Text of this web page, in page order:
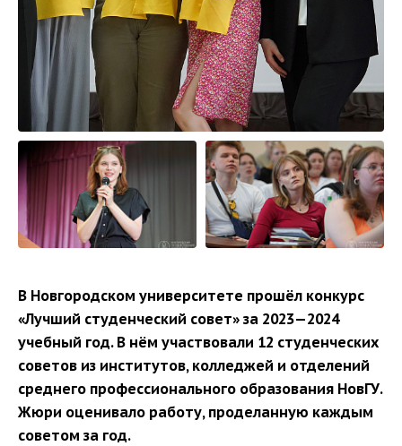
В Новгородском университете прошёл конкурс
«Лучший студенческий совет» за 2023—2024
учебный год. В нём участвовали 12 студенческих
советов из институтов, колледжей и отделений
среднего профессионального образования НовГУ.
Жюри оценивало работу, проделанную каждым
советом за год.